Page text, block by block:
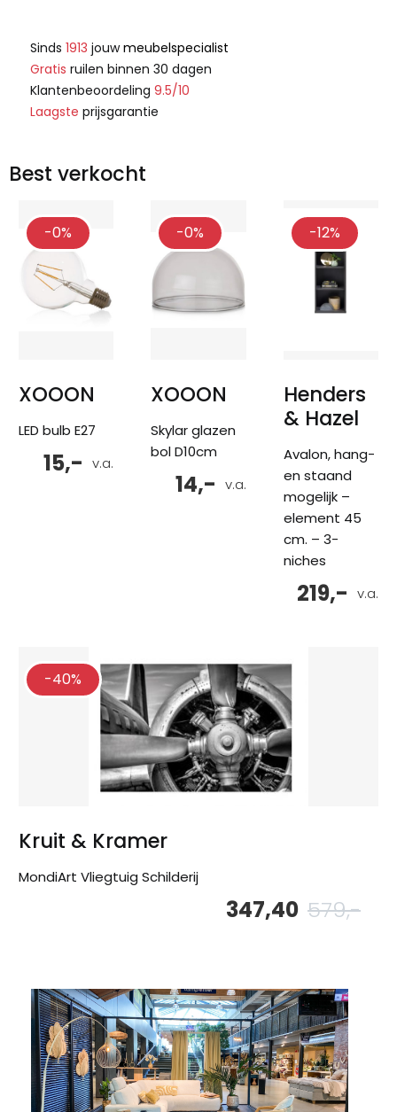
Sinds 1913 jouwmeubelspecialist
Gratis ruilen binnen 30 dagen
Klantenbeoordeling 9.5/10
Laagste prijsgarantie
Best verkocht
-0%
XOOON
LED bulb E27
v.a.
15,-
-0%
XOOON
Skylar glazen
bol D10cm
v.a.
14,-
-12%
Henders
& Hazel
Avalon, hang-
en staand
mogelijk –
element 45
cm. – 3-
niches
v.a.
219,-
-40%
Kruit & Kramer
MondiArt Vliegtuig Schilderij
579,-
347,40